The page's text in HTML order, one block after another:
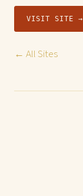
VISIT SITE →
← All Sites